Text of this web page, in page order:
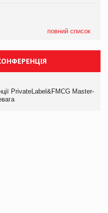
повний список
PrivateLabel&FMCG Master-